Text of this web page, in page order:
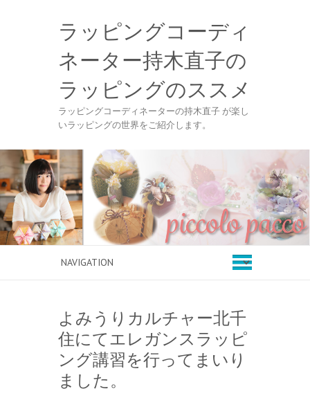
ラッピングコーディ
ネーター持木直子の
ラッピングのススメ
ラッピングコーディネーターの持木直子 が楽し
いラッピングの世界をご紹介します。
よみうりカルチャー北千
住にてエレガンスラッピ
ング講習を行ってまいり
ました。